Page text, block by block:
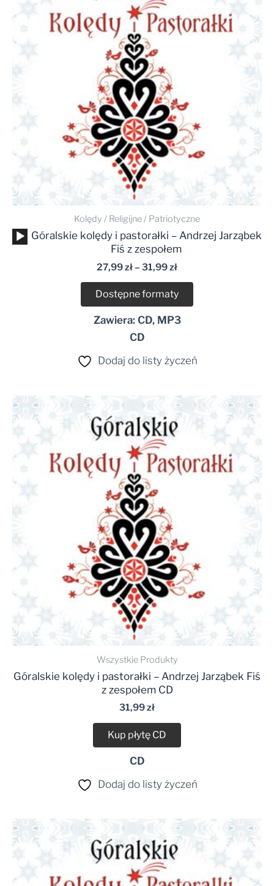
Kolędy / Religijne / Patriotyczne
Odtwarzacz
plików
dźwiękowych
Góralskie kolędy i pastorałki – Andrzej Jarząbek
Fiś z zespołem
27,99zł– 31,99zł
31,99 zł
Dostępne formaty
Zawiera: CD, MP3
CD
Dodaj do listy życzeń
Wszystkie Produkty
Góralskie kolędy i pastorałki – Andrzej Jarząbek Fiś
z zespołem CD
31,99zł
Kup płytę CD
CD
Dodaj do listy życzeń